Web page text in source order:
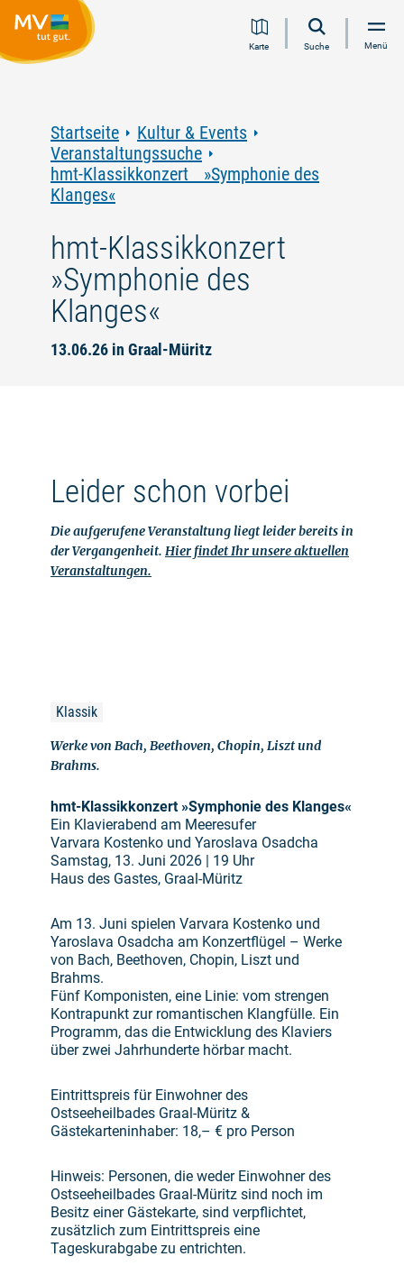
Inhalt
Navigation
Volltextsuche
FooterKarte Suche Menü
Startseite
Kultur & Events
Veranstaltungssuche
hmt-Klassikkonzert »Symphonie des
Klanges«
hmt-Klassikkonzert
»Symphonie des
Klanges«
13.06.26 in Graal-Müritz
Leider schon vorbei
Die aufgerufene Veranstaltung liegt leider bereits in
der Vergangenheit. Hier findet Ihr unsere aktuellen
Veranstaltungen.
Klassik
Werke von Bach, Beethoven, Chopin, Liszt und
Brahms.
hmt-Klassikkonzert »Symphonie des Klanges«
Ein Klavierabend am Meeresufer
Varvara Kostenko und Yaroslava Osadcha
Samstag, 13. Juni 2026 | 19 Uhr
Haus des Gastes, Graal-Müritz
Am 13. Juni spielen Varvara Kostenko und
Yaroslava Osadcha am Konzertflügel – Werke
von Bach, Beethoven, Chopin, Liszt und
Brahms.
Fünf Komponisten, eine Linie: vom strengen
Kontrapunkt zur romantischen Klangfülle. Ein
Programm, das die Entwicklung des Klaviers
über zwei Jahrhunderte hörbar macht.
Eintrittspreis für Einwohner des
Ostseeheilbades Graal-Müritz &
Gästekarteninhaber: 18,– € pro Person
Hinweis: Personen, die weder Einwohner des
Ostseeheilbades Graal-Müritz sind noch im
Besitz einer Gästekarte, sind verpflichtet,
zusätzlich zum Eintrittspreis eine
Tageskurabgabe zu entrichten.